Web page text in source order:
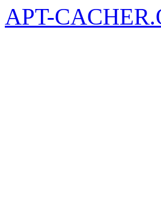
APT-